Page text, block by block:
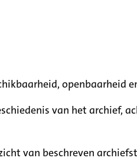
openbaarheid
van het archief,
van beschreven